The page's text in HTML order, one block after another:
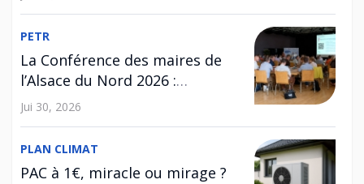
PETR
La Conférence des maires de
l’Alsace du Nord 2026 :
l’habitat au cœur des
Jui 30, 2026
PLAN CLIMAT
PAC à 1€, miracle ou mirage ?